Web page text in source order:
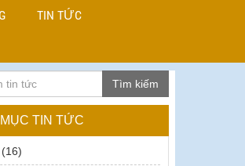
TIN TỨC
Tìm kiếm
TIN TỨC
(16)